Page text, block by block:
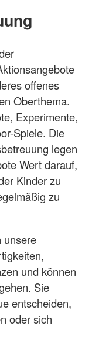
offenes
Oberthema.
Experimente,
Spiele. Die
legen
Wert darauf,
Kinder zu
zu
unsere
und können
Sie
entscheiden,
oder sich